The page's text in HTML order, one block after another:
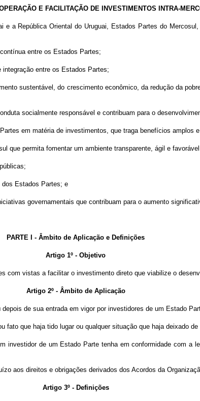
E FACILITAÇÃO DE INVESTIMENTOS INTRA-
a República Oriental do Uruguai, Estados Partes do
entre os Estados Partes;
entre os Estados Partes;
sustentável, do crescimento econômico, da redução da
socialmente responsável e contribuam para o
em matéria de investimentos, que traga benefícios amplos
que permita fomentar um ambiente transparente, ágil e
Estados Partes; e
governamentais que contribuam para o aumento
PARTE I - Âmbito de Aplicação e Definições
Artigo 1º - Objetivo
com vistas a facilitar o investimento direto que viabilize o
Artigo 2º - Âmbito de Aplicação
de sua entrada em vigor por investidores de um Estado
que haja tido lugar ou qualquer situação que haja deixado
de um Estado Parte tenha em conformidade com a
aos direitos e obrigações derivados dos Acordos da
Artigo 3º - Definições